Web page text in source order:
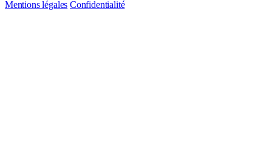
Mentions légales Confidentialité